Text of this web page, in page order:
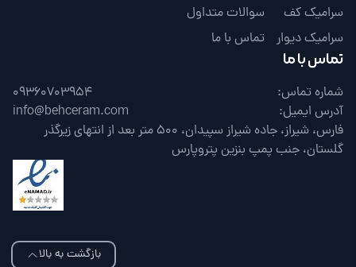
سرامیک کف
سرامیک دیوار
سوالات متداول
تماس با ما
تماس با ما
شماره تماس:
09360703954
آدرس ایمیل:
info@behceram.com
فارس، شیراز، جاده شیراز سپیدان، 500 متر بعد از انتهای زیرگذر
گلستان، جنب پمپ بنزین پتروپارس
بازگشت به بالا